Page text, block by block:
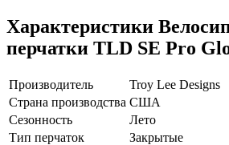
Характеристики
перчатки TLD SE Pro
Производитель
Troy Lee Designs
Страна производства США
Сезонность
Лето
Тип перчаток
Закрытые